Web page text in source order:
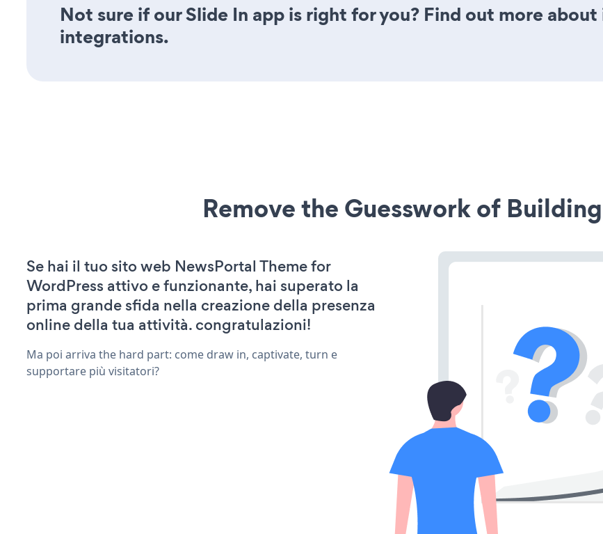
Not sure if our Slide In app is right for you? Find out more
integrations.
Remove the Guesswork of
Se hai il tuo sito web NewsPortal Theme for
WordPress attivo e funzionante, hai superato la
prima grande sfida nella creazione della presenza
online della tua attività. congratulazioni!
Ma poi arriva the hard part: come draw in, captivate, turn e
supportare più visitatori?